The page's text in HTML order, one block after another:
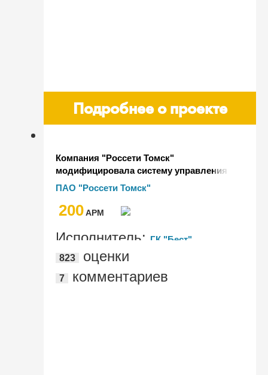
Подробнее о проекте
Компания "Россети Томск"
модифицировала систему управления
производственными активами
ПАО "Россети Томск"
200AРМ
Исполнитель: ГК "Бест"
823
оценки
7 комментариев